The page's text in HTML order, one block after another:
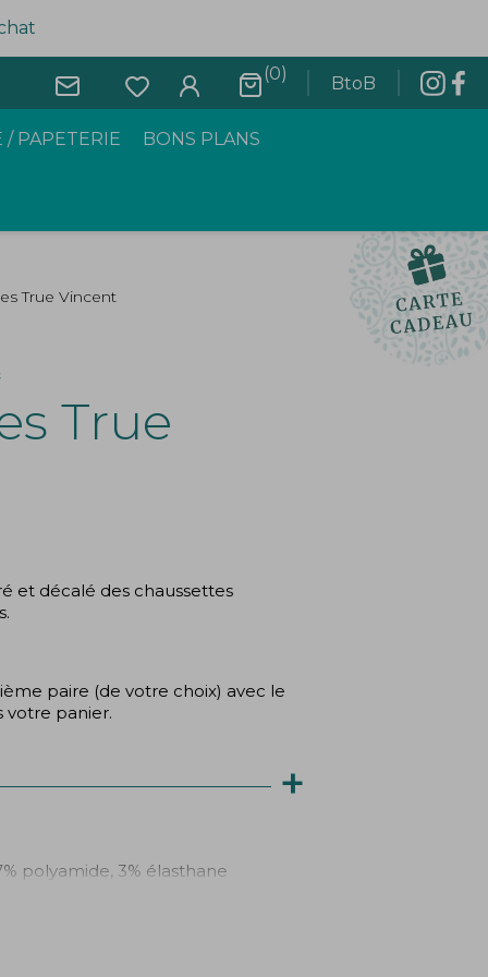
(0) BtoB
/ PAPETERIE BONS PLANS
True Vincent
True
et décalé des chaussettes
paire (de votre choix) avec le
votre panier.
+
polyamide, 3% élasthane